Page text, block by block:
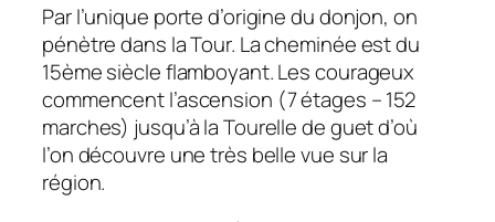
Par l’unique porte d’origine du donjon, on
pénètre dans la Tour. La cheminée est du
15ème siècle flamboyant. Les courageux
commencent l’ascension (7 étages – 152
marches) jusqu’à la Tourelle de guet d’où
l’on découvre une très belle vue sur la
région.